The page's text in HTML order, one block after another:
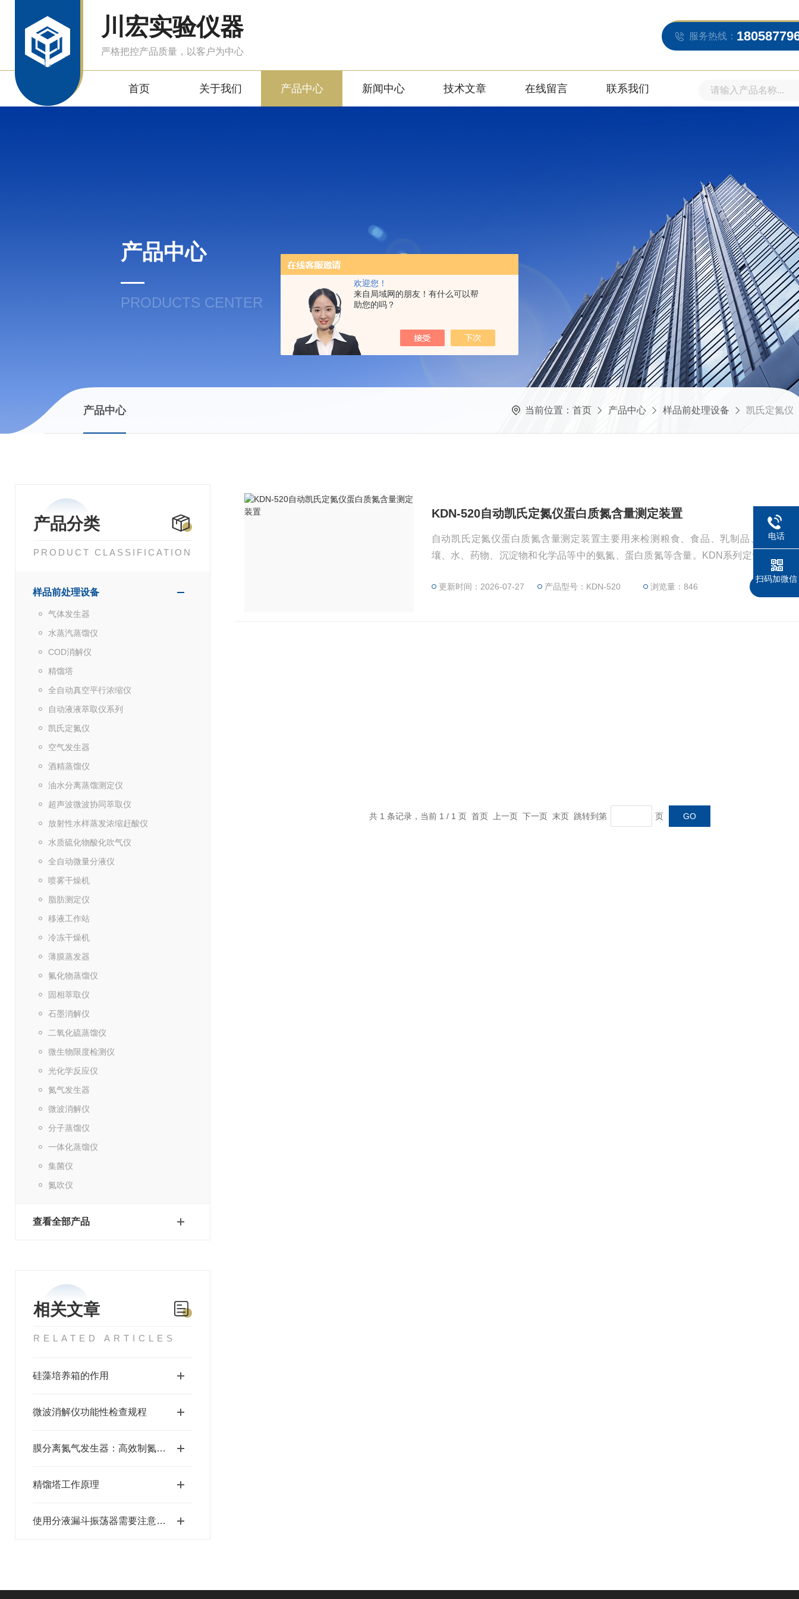
欢迎您！
来自局域网的朋友！有什么可以帮
助您的吗？
川宏实验仪器
严格把控产品质量，以客户为中心
服务热线：
首页 关于我们 产品中心 新闻中心 技术文章 在线留言 联系我们
产品中心
PRODUCTS CENTER
产品中心 当前位置： 首页 产品中心 样品前处理设备 凯氏定氮仪
产品分类
PRODUCT CLASSIFICATION
样品前处理设备
气体发生器
水蒸汽蒸馏仪
COD消解仪
精馏塔
全自动真空平行浓缩仪
自动液液萃取仪系列
凯氏定氮仪
空气发生器
酒精蒸馏仪
油水分离蒸馏测定仪
超声波微波协同萃取仪
放射性水样蒸发浓缩赶酸仪
水质硫化物酸化吹气仪
全自动微量分液仪
喷雾干燥机
脂肪测定仪
移液工作站
冷冻干燥机
薄膜蒸发器
氟化物蒸馏仪
固相萃取仪
石墨消解仪
二氧化硫蒸馏仪
微生物限度检测仪
光化学反应仪
氮气发生器
微波消解仪
分子蒸馏仪
一体化蒸馏仪
集菌仪
氮吹仪
查看全部产品
相关文章
RELATED ARTICLES
硅藻培养箱的作用
微波消解仪功能性检查规程
膜分离氮气发生器：高效制氮的技术革新之路
精馏塔工作原理
使用分液漏斗振荡器需要注意的细节有哪些？
KDN-520自动凯氏定氮仪蛋白质氮含量测定装置
自动凯氏定氮仪蛋白质氮含量测定装置主要用来检测粮食、食品、乳制品、饮料、
壤、水、药物、沉淀物和化学品等中的氨氮、蛋白质氮等含量。KDN系列定氮仪蒸馏
更新时间：2026-07-27 产品型号：KDN-520 浏览量：846
共 1 条记录，当前 1 / 1 页 首页 上一页 下一页 末页 跳转到第 页
电话
扫码加微信